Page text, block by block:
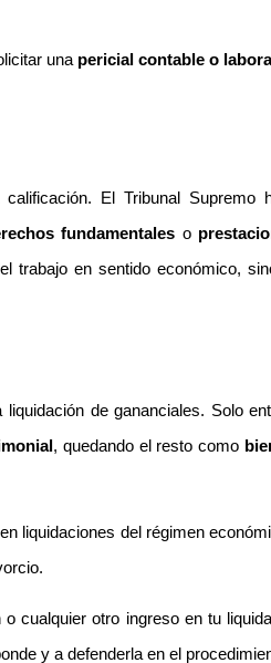
una pericial contable o
El Tribunal Supremo
fundamentales o
en sentido económico,
liquidación de gananciales. Solo
, quedando el resto como
liquidaciones del régimen
cualquier otro ingreso en tu
y a defenderla en el